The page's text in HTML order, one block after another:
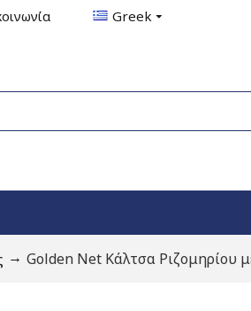
Greek
Golden Net Κάλτσα Ριζομηρίου